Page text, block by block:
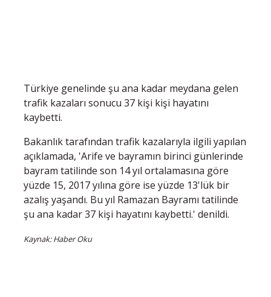
Türkiye genelinde şu ana kadar meydana gelen
trafik kazaları sonucu 37 kişi kişi hayatını
kaybetti.
Bakanlık tarafından trafik kazalarıyla ilgili yapılan
açıklamada, 'Arife ve bayramın birinci günlerinde
bayram tatilinde son 14 yıl ortalamasına göre
yüzde 15, 2017 yılına göre ise yüzde 13'lük bir
azalış yaşandı. Bu yıl Ramazan Bayramı tatilinde
şu ana kadar 37 kişi hayatını kaybetti.' denildi.
Kaynak: Haber Oku